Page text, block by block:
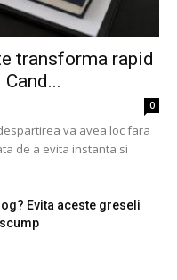
transforma rapid
0
va avea loc fara
de a evita instanta si
Evita aceste greseli